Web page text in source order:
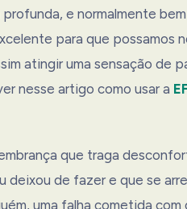
e normalmente
para que possamos
atingir uma sensação de
nesse artigo como usar a
que traga
deixou de fazer e que se
uma falha cometida com